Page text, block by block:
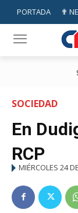
PORTADA ✟
SOCIEDAD
En
RCP
MIÉRCOLES 24